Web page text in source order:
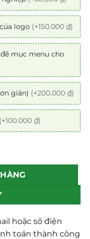
logo (+150.000 ₫)
mục menu cho
giản) (+200.000 ₫)
(+100.000 ₫)
SEO số lượng
hoặc số điện
toán thành công